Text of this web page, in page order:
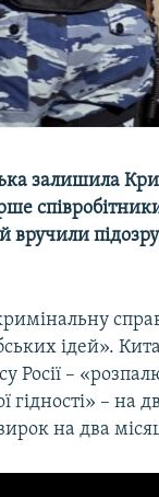
залишила
вручили
ідей».
Росії –
– на
на два